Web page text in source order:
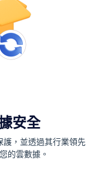
安全
護，並透過其行業領先
的雲數據。